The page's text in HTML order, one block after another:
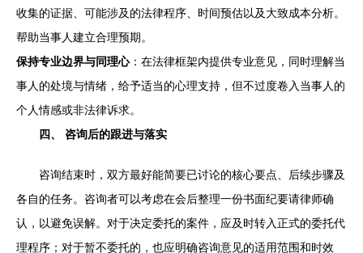
收集的证据、可能涉及的法律程序、时间预估以及大致成本分析。
帮助当事人建立合理预期。
保持专业边界与同理心：在法律框架内提供专业意见，同时理解当
事人的处境与情绪，给予适当的心理支持，但不过度卷入当事人的
个人情感或非法律诉求。
四、 咨询后的跟进与落实
咨询结束时，双方最好能简要已讨论的核心要点、后续步骤及
各自的任务。咨询者可以考虑在会后整理一份书面纪要请律师确
认，以避免误解。对于决定委托的案件，应及时转入正式的委托代
理程序；对于暂不委托的，也应明确咨询意见的适用范围和时效